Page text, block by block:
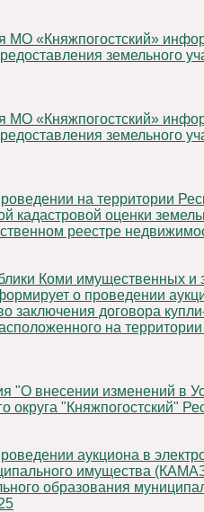
земельного
земельного
кадастровой оценки
реестре
о проведении
заключения договора
на
округа "Княжпогостский"
имущества
образования